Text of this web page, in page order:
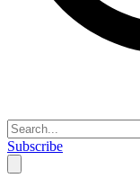
Subscribe